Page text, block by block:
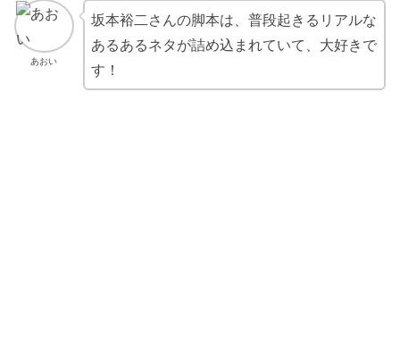
あおい
坂本裕二さんの脚本は、普段起きるリアルな
あるあるネタが詰め込まれていて、大好きで
す！